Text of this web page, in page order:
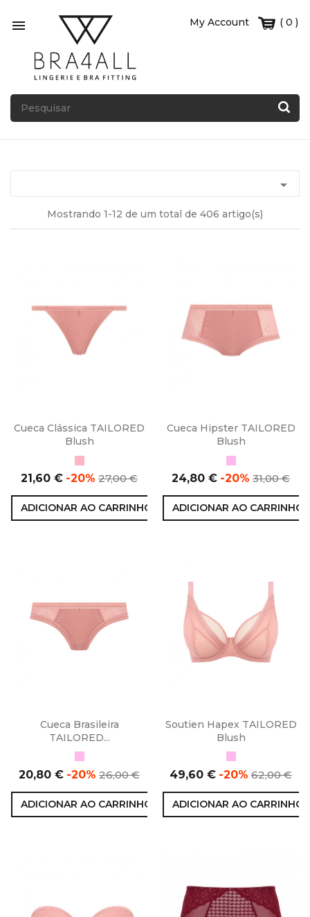
 ( 0 )
My Account

Mostrando 1-12 de um total de 406 artigo(s)
Cueca Clássica TAILORED
Blush
Preço
21,60 € -20% Preço
27,00 €
ADICIONAR AO CARRINHO
Cueca Hipster TAILORED
Blush
Preço
24,80 € -20% Preço
31,00 €
ADICIONAR AO CARRINHO
Cueca Brasileira
TAILORED...
Preço
20,80 € -20% Preço
26,00 €
ADICIONAR AO CARRINHO
Soutien Hapex TAILORED
Blush
Preço
49,60 € -20% Preço
62,00 €
ADICIONAR AO CARRINHO